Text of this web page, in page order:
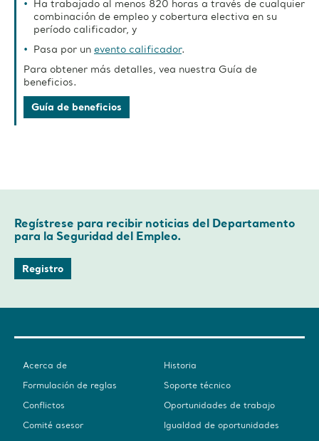
Ha trabajado al menos 820 horas a través de cualquier
combinación de empleo y cobertura electiva en su
período calificador, y
Pasa por un evento calificador.
Para obtener más detalles, vea nuestra Guía de
beneficios.
Guía de beneficios
Regístrese para recibir noticias del Departamento
para la Seguridad del Empleo.
Registro
Acerca de Historia
Formulación de reglas Soporte técnico
Conflictos Oportunidades de trabajo
Comité asesor Igualdad de oportunidades